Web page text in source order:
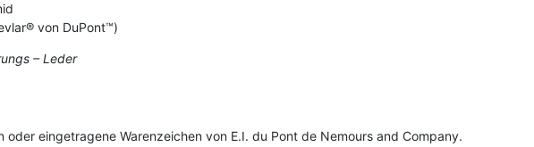
von DuPont™)
– Leder
oder eingetragene Warenzeichen von E.I. du Pont de Nemours and Company.